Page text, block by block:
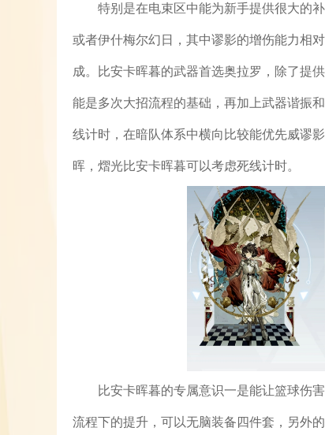
特别是在电束区中能为新手提供很大的
或者伊什梅尔幻日，其中谬影的增伤能力相
成。比安卡晖暮的武器首选奥拉罗，除了提
能是多次大招流程的基础，再加上武器谐振
线计时，在暗队体系中横向比较能优先威谬
晖，熠光比安卡晖暮可以考虑死线计时。
比安卡晖暮的专属意识一是能让篮球伤
流程下的提升，可以无脑装备四件套，另外